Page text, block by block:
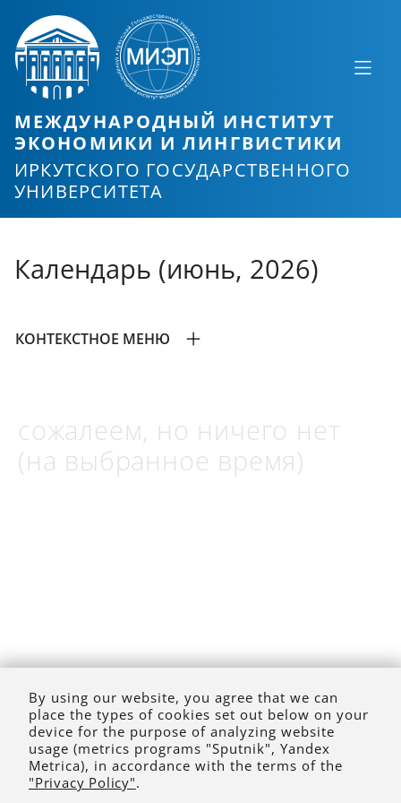
МЕЖДУНАРОДНЫЙ ИНСТИТУТ
ЭКОНОМИКИ И ЛИНГВИСТИКИ
ИРКУТСКОГО ГОСУДАРСТВЕННОГО
УНИВЕРСИТЕТА
Календарь (июнь, 2026)
КОНТЕКСТНОЕ МЕНЮ
сожалеем, но ничего нет
(на выбранное время)
By using our website, you agree that we can
place the types of cookies set out below on your
device for the purpose of analyzing website
usage (metrics programs "Sputnik", Yandex
Metrica), in accordance with the terms of the
"Privacy Policy".